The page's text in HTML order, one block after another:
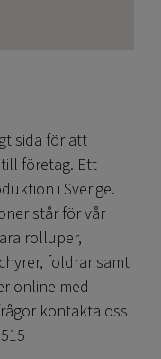
sida för att
företag. Ett
i Sverige.
står för vår
rolluper,
foldrar samt
online med
kontakta oss